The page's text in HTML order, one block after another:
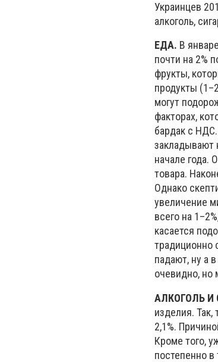
Украинцев
алкоголь,
ЕДА. В
почти на 2%
фрукты,
продукты
могут
факторах,
бардак с
закладывают
начале года.
товара.
Однако
увеличение
всего на
касается
традиционно
падают, ну а
очевидно, но
АЛКОГОЛЬ И
изделия. Так,
2,1%.
Кроме того,
постепенно